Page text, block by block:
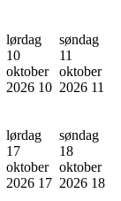
lørdag
10
oktober
2026 10
søndag
11
oktober
2026 11
lørdag
17
oktober
2026 17
søndag
18
oktober
2026 18